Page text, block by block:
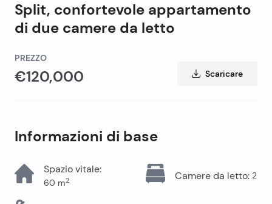
Split, confortevole appartamento
di due camere da letto
PREZZO
€120,000 Scaricare
Informazioni di base
Spazio vitale:
60 m2 Camere da letto: 2